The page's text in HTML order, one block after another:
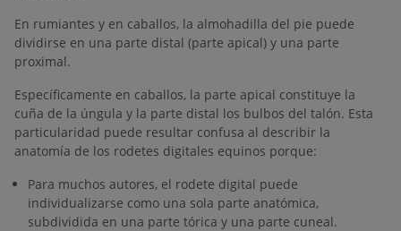
En rumiantes y en caballos, la almohadilla del pie puede
dividirse en una parte distal (parte apical) y una parte
proximal.
Específicamente en caballos, la parte apical constituye la
cuña de la úngula y la parte distal los bulbos del talón. Esta
particularidad puede resultar confusa al describir la
anatomía de los rodetes digitales equinos porque:
Para muchos autores, el rodete digital puede
individualizarse como una sola parte anatómica,
subdividida en una parte tórica y una parte cuneal.